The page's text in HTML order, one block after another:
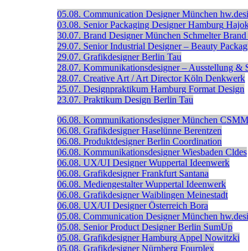
05.08. Communication Designer München
03.08. Senior Packaging Designer Hamburg
30.07. Brand Designer München Schmelter
29.07. Senior Industrial Designer – Beauty
29.07. Grafikdesigner Berlin Tau
28.07. Kommunikationsdesigner – Ausstellung &
28.07. Creative Art / Art Director Köln Denkwerk
25.07. Designpraktikum Hamburg Format Design
23.07. Praktikum Design Berlin Tau
06.08. Kommunikationsdesigner München CSMM
06.08. Grafikdesigner Haselünne Berentzen
06.08. Produktdesigner Berlin Coordination
06.08. Kommunikationsdesigner Wiesbaden Cldes
06.08. UX/UI Designer Wuppertal Ideenwerk
06.08. Grafikdesigner Frankfurt Santana
06.08. Mediengestalter Wuppertal Ideenwerk
06.08. Grafikdesigner Waiblingen Meinestadt
06.08. UX/UI Designer Österreich Bora
05.08. Communication Designer München
05.08. Senior Product Designer Berlin SumUp
05.08. Grafikdesigner Hamburg Appel Nowitzki
05.08. Grafikdesigner Nürnberg Fourplex